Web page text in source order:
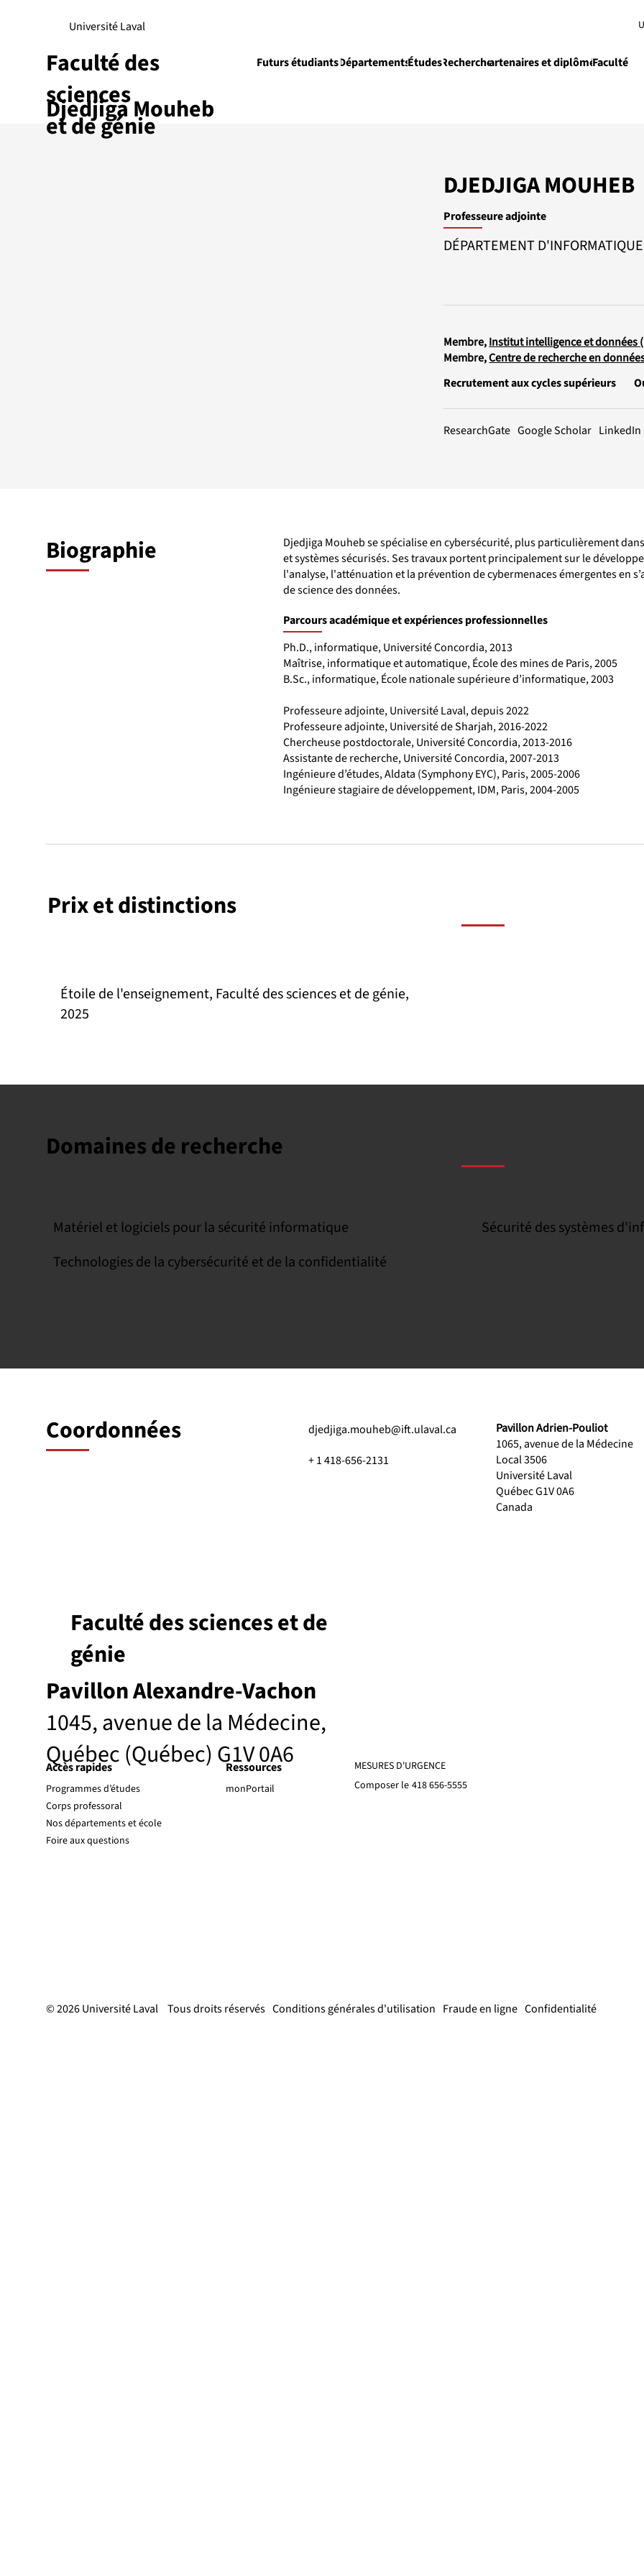
Djedjiga Mouheb
Université Laval
Futurs étudiantsDépartementsÉtudesRecherchePartenaires et diplômésFaculté
Faculté des
sciences
et de génie
DJEDJIGA MOUHEB
Professeure adjointe
DÉPARTEMENT
Membre,Institut intelligence et données
Membre,Centre de recherche en
Recrutement aux cycles supérieurs
ResearchGate Google Scholar LinkedIn
Biographie
Djedjiga Mouheb se spécialise en cybersécurité, plus particulièrement
et systèmes sécurisés. Ses travaux portent principalement sur le
l'analyse, l'atténuation et la prévention de cybermenaces émergentes en
de science des données.
Parcours académique et expériences professionnelles
Ph.D., informatique, Université Concordia, 2013
Maîtrise, informatique et automatique, École des mines de Paris, 2005
B.Sc., informatique, École nationale supérieure d’informatique, 2003
Professeure adjointe, Université Laval, depuis 2022
Professeure adjointe, Université de Sharjah, 2016-2022
Chercheuse postdoctorale, Université Concordia, 2013-2016
Assistante de recherche, Université Concordia, 2007-2013
Ingénieure d’études, Aldata (Symphony EYC), Paris, 2005-2006
Ingénieure stagiaire de développement, IDM, Paris, 2004-2005
Prix et distinctions
Étoile de l'enseignement, Faculté des sciences et de génie,
2025
Domaines de recherche
Matériel et logiciels pour la sécurité informatique
Sécurité des systèmes
Technologies de la cybersécurité et de la confidentialité
Coordonnées
djedjiga.mouheb@ift.ulaval.ca
+ 1 418-656-2131
Pavillon Adrien-Pouliot
1065, avenue de la Médecine
Local 3506
Université Laval
Québec G1V 0A6
Canada
Pavillon Alexandre-Vachon
1045, avenue de la Médecine,
Québec (Québec) G1V 0A6
Faculté des sciences et de
génie
MESURES D'URGENCE
Composer le 418 656-5555
Accès rapides Ressources
Programmes d’études
Corps professoral
Nos départements et école
Foire aux questions
monPortail
Tous droits réservés
© 2026 Université Laval Conditions générales d'utilisation Fraude en ligne Confidentialité